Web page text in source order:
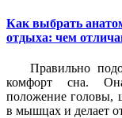
Как выбрать
отдыха: чем
Правильно
комфорт сна. Она
положение головы,
в мышцах и делает